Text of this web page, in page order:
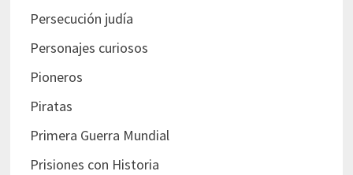
Persecución judía
Personajes curiosos
Pioneros
Piratas
Primera Guerra Mundial
Prisiones con Historia